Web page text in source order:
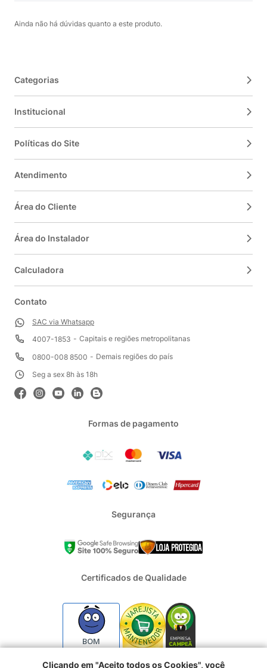
Ainda não há dúvidas quanto a este produto.
Categorias
Institucional
Políticas do Site
Atendimento
Área do Cliente
Área do Instalador
Calculadora
Contato
SAC via Whatsapp
4007-1853
Capitais e regiões metropolitanas
0800-008 8500
Demais regiões do país
Seg a sex 8h às 18h
Formas de pagamento
Segurança
Certificados de Qualidade
BOM
Clicando em "Aceito todos os Cookies", você